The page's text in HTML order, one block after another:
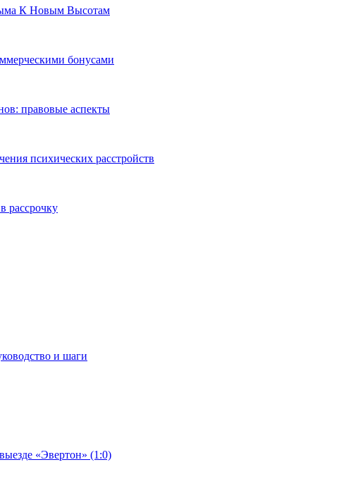
К Новым Высотам
бонусами
правовые аспекты
психических расстройств
рассрочку
и шаги
«Эвертон» (1:0)